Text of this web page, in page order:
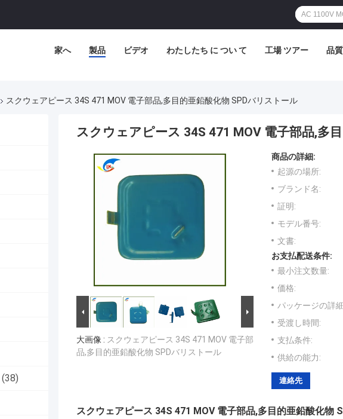
家へ 製品 ビデオ わたしたち に つい て 工場 ツアー 品
スクウェアピース 34S 471 MOV 電子部品,多目的亜鉛酸化物 SPDバリストール
(38)
スクウェアピース 34S 471 MOV 電子部品,多
大画像 : スクウェアピース 34S 471 MOV 電子部
品,多目的亜鉛酸化物 SPDバリストール
商品の詳細:
起源の場所:
ブランド名:
証明:
モデル番号:
文書:
お支払配送条件:
最小注文数量:
価格:
パッケージの詳
受渡し時間:
支払条件:
供給の能力:
連絡先
スクウェアピース 34S 471 MOV 電子部品,多目的亜鉛酸化物